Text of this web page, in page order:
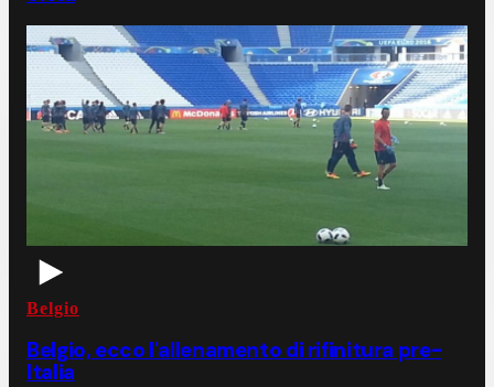
Belgio
Belgio, ecco l'allenamento di rifinitura pre-
Italia